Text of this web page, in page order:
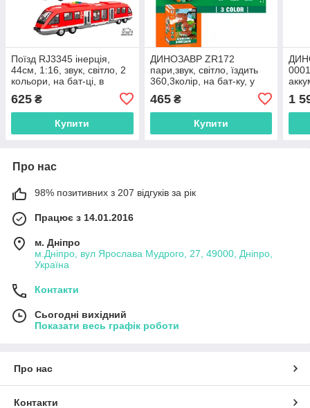
Поїзд RJ3345 інерція,
44см, 1:16, звук, світло, 2
кольори, на бат-ці, в
625 ₴
Купити
ДИНОЗАВР ZR172
пари,звук, світло, їздить
360,3колір, на бат-ку, у
кор-ку, 23,6-17,2-11,5 см
465₴
Купити
1
Про нас
98% позитивних з 207 відгуків за рік
Працює з 14.01.2016
м. Дніпро
м.Дніпро, вул Ярослава Мудрого, 27, 49000, Дніпро,
Україна
Контакти
Сьогодні вихідний
Показати весь графік роботи
Про нас
Контакти